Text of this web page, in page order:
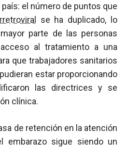
el número de puntos que
se ha duplicado, lo
parte de las personas
al tratamiento a una
que trabajadores sanitarios
estar proporcionando
las directrices y se
clínica.
de retención en la atención
embarazo sigue siendo un